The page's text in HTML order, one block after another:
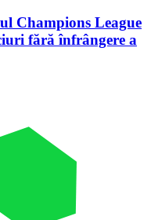
Champions League
fără înfrângere a